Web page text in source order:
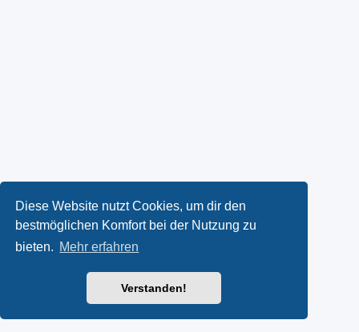
Diese Website nutzt Cookies, um dir den
bestmöglichen Komfort bei der Nutzung zu
bieten. Mehr erfahren
Verstanden!